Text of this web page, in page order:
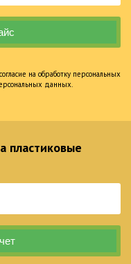
на обработку персональных
данных.
пластиковые